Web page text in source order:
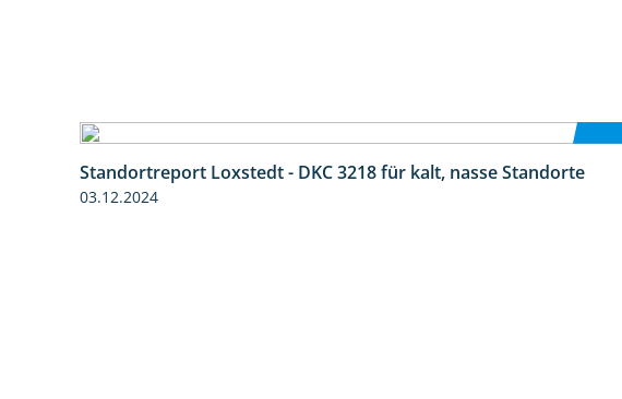
Standortreport Loxstedt - DKC 3218 für kalt, nasse Standorte
03.12.2024